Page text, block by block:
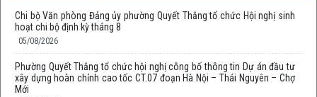
Chi bộ Văn phòng Đảng ủy phường Quyết Thắng tổ chức Hội nghị sinh
hoạt chi bộ định kỳ tháng 8
05/08/2026
Phường Quyết Thắng tổ chức hội nghị công bố thông tin Dự án đầu tư
xây dựng hoàn chỉnh cao tốc CT.07 đoạn Hà Nội – Thái Nguyên – Chợ
Mới